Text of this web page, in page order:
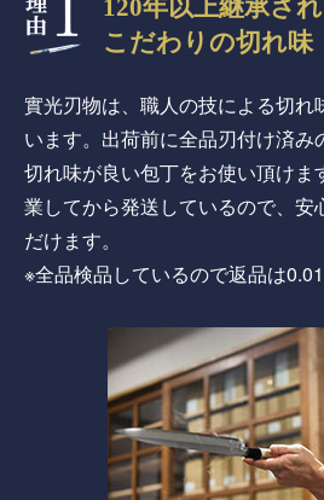
120年以上継承さ
こだわりの切れ味
實光刃物は、職人の技による切れ
います。出荷前に全品刃付け済み
切れ味が良い包丁をお使い頂けま
業してから発送しているので、安
だけます。
※全品検品しているので返品は